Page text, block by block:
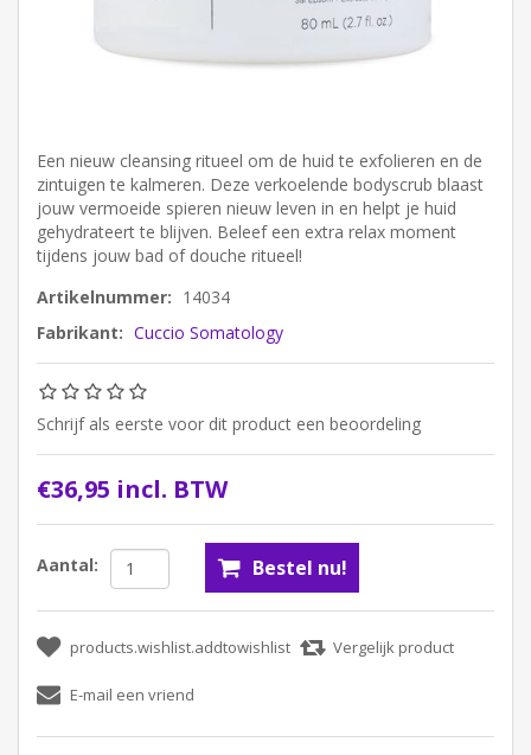
Een nieuw cleansing ritueel om de huid te exfolieren en de
zintuigen te kalmeren. Deze verkoelende bodyscrub blaast
jouw vermoeide spieren nieuw leven in en helpt je huid
gehydrateert te blijven. Beleef een extra relax moment
tijdens jouw bad of douche ritueel!
Artikelnummer: 14034
Fabrikant: Cuccio Somatology
Schrijf als eerste voor dit product een beoordeling
€36,95 incl. BTW
Aantal: